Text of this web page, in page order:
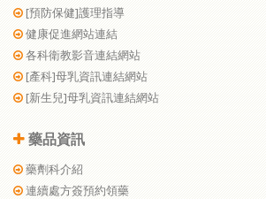
[預防保健]護理指導
健康促進網站連結
各科衛教影音連結網站
[產科]母乳資訊連結網站
[新生兒]母乳資訊連結網站
藥品資訊
藥劑科介紹
連續處方簽預約領藥